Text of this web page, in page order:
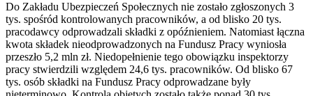
Do Zakładu Ubezpieczeń Społecznych nie zostało zgłoszonych 3
tys. spośród kontrolowanych pracowników, a od blisko 20 tys.
pracodawcy odprowadzali składki z opóźnieniem. Natomiast łączna
kwota składek nieodprowadzonych na Fundusz Pracy wyniosła
przeszło 5,2 mln zł. Niedopełnienie tego obowiązku inspektorzy
pracy stwierdzili względem 24,6 tys. pracowników. Od blisko 67
tys. osób składki na Fundusz Pracy odprowadzane były